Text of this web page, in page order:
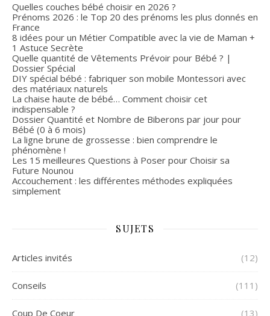
Quelles couches bébé choisir en 2026 ?
Prénoms 2026 : le Top 20 des prénoms les plus donnés en
France
8 idées pour un Métier Compatible avec la vie de Maman +
1 Astuce Secrète
Quelle quantité de Vêtements Prévoir pour Bébé ? |
Dossier Spécial
DIY spécial bébé : fabriquer son mobile Montessori avec
des matériaux naturels
La chaise haute de bébé… Comment choisir cet
indispensable ?
Dossier Quantité et Nombre de Biberons par jour pour
Bébé (0 à 6 mois)
La ligne brune de grossesse : bien comprendre le
phénomène !
Les 15 meilleures Questions à Poser pour Choisir sa
Future Nounou
Accouchement : les différentes méthodes expliquées
simplement
SUJETS
Articles invités (12)
Conseils (111)
Coup De Coeur (13)